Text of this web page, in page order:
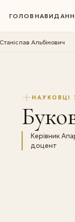
ГОЛОВНА
Альбінович
НАУКОВЦІ
Керівник
доцент